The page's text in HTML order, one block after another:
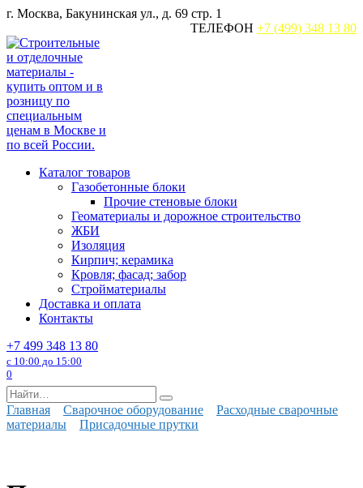
Перейти
содержанию
г. Москва, Бакунинская ул., д. 69 стр. 1
ТЕЛЕФОН +7 (499) 348 13 80
Каталог товаров
Газобетонные блоки
Прочие стеновые блоки
Геоматериалы и дорожное строительство
ЖБИ
Изоляция
Кирпич; керамика
Кровля; фасад; забор
Стройматериалы
Доставка и оплата
Контакты
+7 499 348 13 80
с 10:00 до 15:00
0
Search
for:
Главная Сварочное оборудование
Расходные сварочные
материалы
Присадочные прутки